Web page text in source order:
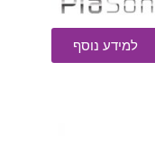
למידע נוסף